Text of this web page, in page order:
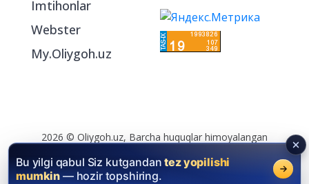
Imtihonlar
Webster
My.Oliygoh.uz
2026 © Oliygoh.uz, Barcha huquqlar himoyalangan
Reklama/Foydalanish shartlari
Bu yilgi qabul Siz kutgandantez yopilishi
mumkin — hozir topshiring.